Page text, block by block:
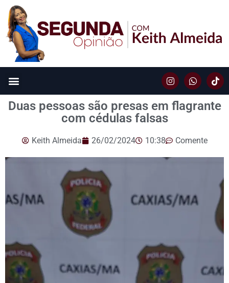
Duas pessoas são presas em flagrante
com cédulas falsas
Keith Almeida 26/02/2024 10:38 Comente